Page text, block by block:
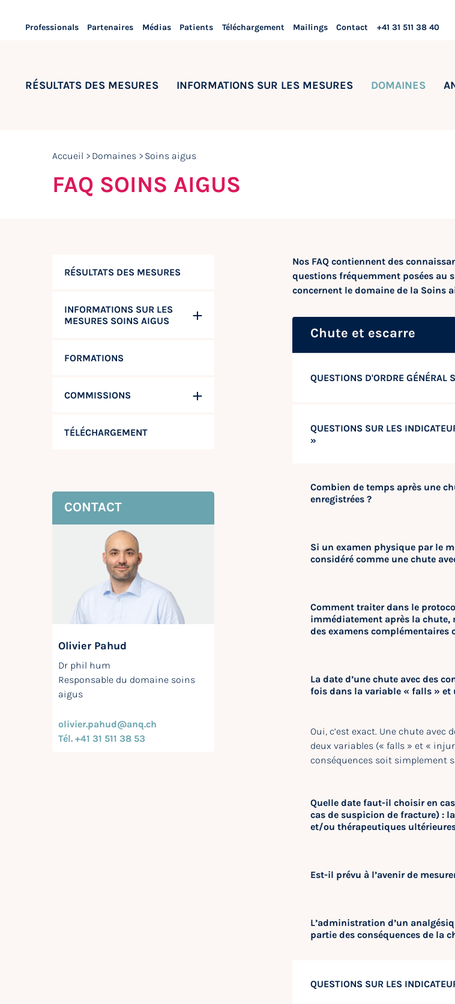
Professionals Partenaires Médias Patients Téléchargement Mailings Contact +41 31 511 38 40
RÉSULTATS DES MESURES INFORMATIONS SUR LES MESURES DOMAINES
Accueil Domaines Soins aigus
FAQ SOINS AIGUS
RÉSULTATS DES MESURES
INFORMATIONS SUR LES
MESURES SOINS AIGUS
FORMATIONS
COMMISSIONS
TÉLÉCHARGEMENT
CONTACT
Olivier Pahud
Dr phil hum
Responsable du domaine soins
aigus
olivier.pahud@anq.ch
Tél. +41 31 511 38 53
Nos FAQ contiennent des
questions fréquemment posées au
concernent le domaine de la Soins
Chute et escarre
QUESTIONS D'ORDRE GÉNÉRAL
QUESTIONS SUR LES
»
Combien de temps après une
enregistrées ?
Si un examen physique par le
considéré comme une chute
Comment traiter dans le
immédiatement après la chute,
des examens complémentaires
La date d’une chute avec des
fois dans la variable « falls »
Oui, c’est exact. Une chute
deux variables (« falls » et «
conséquences soit simplement
Quelle date faut-il choisir en
cas de suspicion de fracture) :
et/ou thérapeutiques
Est-il prévu à l’avenir de
L’administration d’un
partie des conséquences de la
QUESTIONS SUR LES